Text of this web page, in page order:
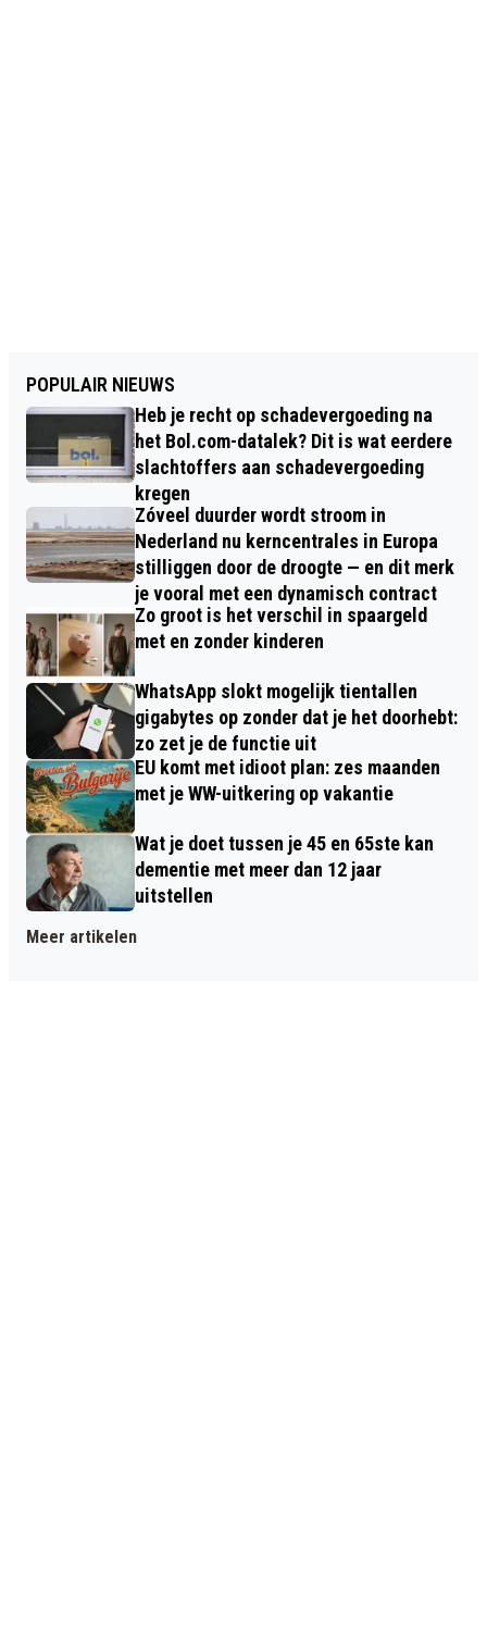
POPULAIR NIEUWS
Heb je recht op schadevergoeding na
het Bol.com-datalek? Dit is wat eerdere
slachtoffers aan schadevergoeding
kregen
Zóveel duurder wordt stroom in
Nederland nu kerncentrales in Europa
stilliggen door de droogte — en dit merk
je vooral met een dynamisch contract
Zo groot is het verschil in spaargeld
met en zonder kinderen
WhatsApp slokt mogelijk tientallen
gigabytes op zonder dat je het doorhebt:
zo zet je de functie uit
EU komt met idioot plan: zes maanden
met je WW-uitkering op vakantie
Wat je doet tussen je 45 en 65ste kan
dementie met meer dan 12 jaar
uitstellen
Meer artikelen